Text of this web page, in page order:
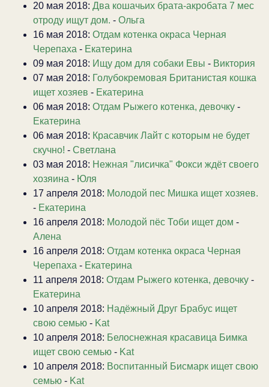
20 мая 2018: Два кошачьих брата-акробата 7 мес
отроду ищут дом. - Ольга
16 мая 2018: Отдам котенка окраса Черная
Черепаха - Екатерина
09 мая 2018: Ищу дом для собаки Евы - Виктория
07 мая 2018: Голубокремовая Британистая кошка
ищет хозяев - Екатерина
06 мая 2018: Отдам Рыжего котенка, девочку -
Екатерина
06 мая 2018: Красавчик Лайт с которым не будет
скучно! - Светлана
03 мая 2018: Нежная "лисичка" Фокси ждёт своего
хозяина - Юля
17 апреля 2018: Молодой пес Мишка ищет хозяев.
- Екатерина
16 апреля 2018: Молодой пёс Тоби ищет дом -
Алена
16 апреля 2018: Отдам котенка окраса Черная
Черепаха - Екатерина
11 апреля 2018: Отдам Рыжего котенка, девочку -
Екатерина
10 апреля 2018: Надёжный Друг Брабус ищет
свою семью - Kat
10 апреля 2018: Белоснежная красавица Бимка
ищет свою семью - Kat
10 апреля 2018: Воспитанный Бисмарк ищет свою
семью - Kat